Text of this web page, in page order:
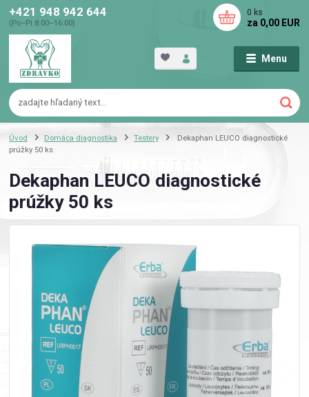
Menu
+421 948 942 644
(Po–Pi 8:00–16:00)
0 ks
za 0,00 EUR
Úvod Domáca diagnostika Testery
Dekaphan LEUCO diagnostické
prúžky 50 ks
Dekaphan LEUCO diagnostické
prúžky 50 ks